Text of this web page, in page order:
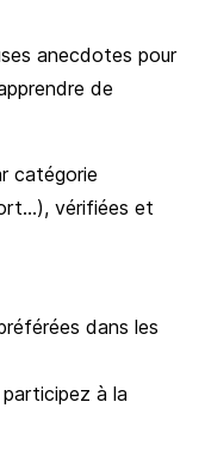
anecdotes pour
de
catégorie
vérifiées et
dans les
à la